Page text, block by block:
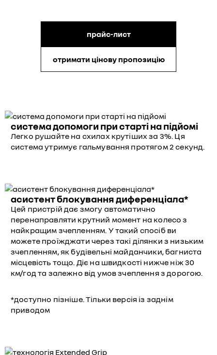
прайс-лист
отримати цінову пропозицію
система допомоги при старті на підйомі
Легко рушайте на схилах крутіших за 3%. Ця
система утримує гальмування протягом 2 секунд.
асистент блокування диференціала*
Цей пристрій дає змогу автоматично
перенаправляти крутний момент на колесо з
найкращим зчепленням. У такий спосіб ви
можете проїжджати через такі ділянки з низьким
зчепленням, як будівельні майданчики, багниста
місцевість тощо. Діє на швидкості нижче ніж 30
км/год та залежно від умов зчеплення з дорогою.
*доступно пізніше. Тільки версія із заднім
приводом